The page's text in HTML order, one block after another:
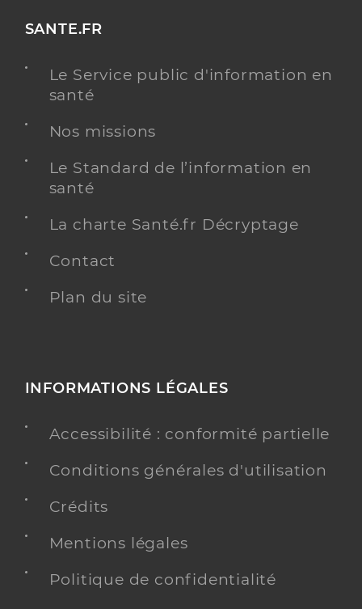
SANTE.FR
Le Service public d'information en
santé
Nos missions
Le Standard de l’information en
santé
La charte Santé.fr Décryptage
Contact
Plan du site
INFORMATIONS LÉGALES
Accessibilité : conformité partielle
Conditions générales d'utilisation
Crédits
Mentions légales
Politique de confidentialité